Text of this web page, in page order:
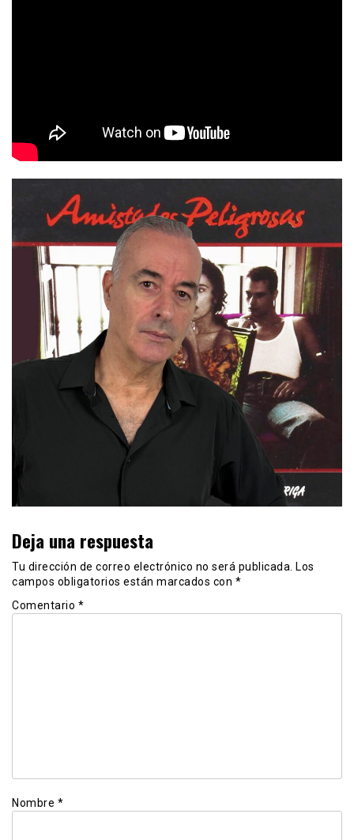
Deja una respuesta
Tu dirección de correo electrónico no será publicada.
Los
campos obligatorios están marcados con *
Comentario *
Nombre *